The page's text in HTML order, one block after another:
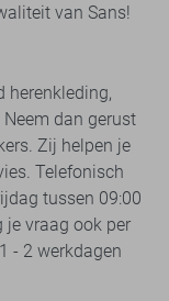
van Sans!
herenkleding,
dan gerust
Zij helpen je
Telefonisch
tussen 09:00
je vraag ook per
- 2 werkdagen